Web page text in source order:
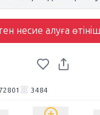
несие алуға өтініш
3484